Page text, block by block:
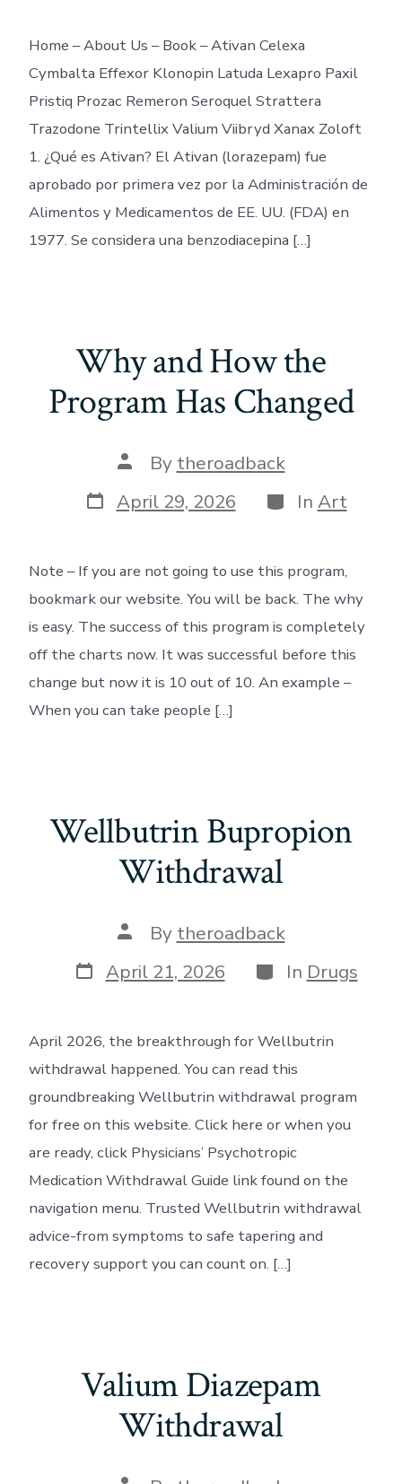
Home – About Us – Book – Ativan Celexa
Cymbalta Effexor Klonopin Latuda Lexapro Paxil
Pristiq Prozac Remeron Seroquel Strattera
Trazodone Trintellix Valium Viibryd Xanax Zoloft
1. ¿Qué es Ativan? El Ativan (lorazepam) fue
aprobado por primera vez por la Administración de
Alimentos y Medicamentos de EE. UU. (FDA) en
1977. Se considera una benzodiacepina […]
Why and How the
Program Has Changed
Post
author
By theroadback
Post
date
April 29, 2026 Categories
In Art
Note – If you are not going to use this program,
bookmark our website. You will be back. The why
is easy. The success of this program is completely
off the charts now. It was successful before this
change but now it is 10 out of 10. An example –
When you can take people […]
Wellbutrin Bupropion
Withdrawal
Post
author
By theroadback
Post
date
April 21, 2026 Categories
In Drugs
April 2026, the breakthrough for Wellbutrin
withdrawal happened. You can read this
groundbreaking Wellbutrin withdrawal program
for free on this website. Click here or when you
are ready, click Physicians’ Psychotropic
Medication Withdrawal Guide link found on the
navigation menu. Trusted Wellbutrin withdrawal
advice-from symptoms to safe tapering and
recovery support you can count on. […]
Valium Diazepam
Withdrawal